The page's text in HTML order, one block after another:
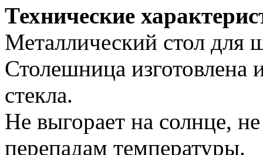
Технические
Металлический стол для
Столешница изготовлена
стекла.
Не выгорает на солнце,
перепадам температуры.